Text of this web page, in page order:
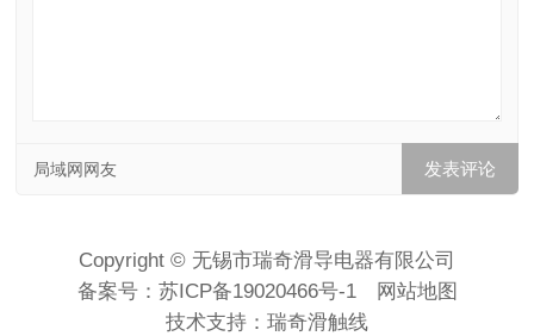
局域网网友
Copyright © 无锡市瑞奇滑导电器有限公司
备案号： 苏ICP备19020466号-1
网站地图
技术支持： 瑞奇滑触线